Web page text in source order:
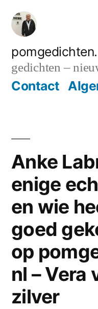
naar
inhoud
gedichten –
Contact
Anke
enige
en wie
goed
op
nl – Vera
zilver